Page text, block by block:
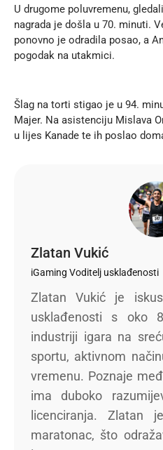
U drugome poluvremenu,
nagrada je došla u 70. minuti.
ponovno je odradila posao, a
pogodak na utakmici.
Šlag na torti stigao je u 94.
Majer. Na asistenciju Mislava
u lijes Kanade te ih poslao
Zlatan Vukić
iGaming Voditelj usklađenosti
Zlatan Vukić je
usklađenosti s oko
industriji igara na
sportu, aktivnom
vremenu. Poznaje
ima duboko
licenciranja. Zlatan
maratonac, što